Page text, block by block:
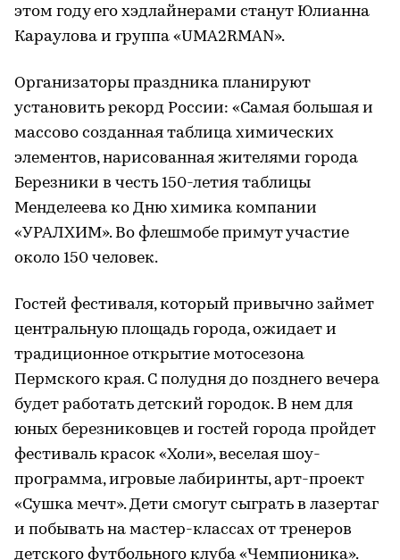
этом году его хэдлайнерами станут Юлианна
Караулова и группа «UMA2RMAN».
Организаторы праздника планируют
установить рекорд России: «Самая большая и
массово созданная таблица химических
элементов, нарисованная жителями города
Березники в честь 150-летия таблицы
Менделеева ко Дню химика компании
«УРАЛХИМ». Во флешмобе примут участие
около 150 человек.
Гостей фестиваля, который привычно займет
центральную площадь города, ожидает и
традиционное открытие мотосезона
Пермского края. С полудня до позднего вечера
будет работать детский городок. В нем для
юных березниковцев и гостей города пройдет
фестиваль красок «Холи», веселая шоу-
программа, игровые лабиринты, арт-проект
«Сушка мечт». Дети смогут сыграть в лазертаг
и побывать на мастер-классах от тренеров
детского футбольного клуба «Чемпионика».